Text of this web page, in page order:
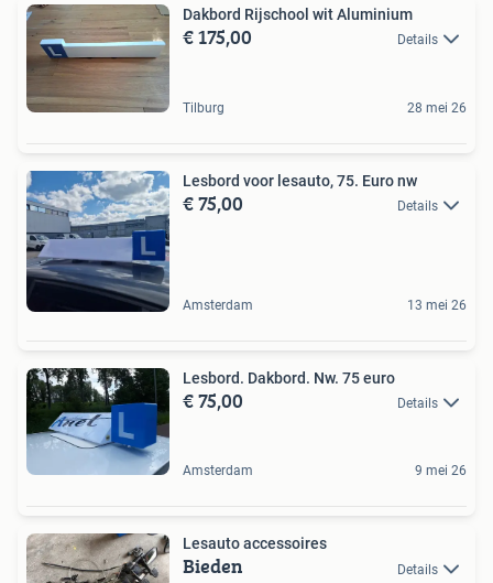
Dakbord Rijschool wit Aluminium
€ 175,00 Details
Tilburg 28 mei 26
Lesbord voor lesauto, 75. Euro nw
€ 75,00 Details
Amsterdam 13 mei 26
Lesbord. Dakbord. Nw. 75 euro
€ 75,00 Details
Amsterdam 9 mei 26
Lesauto accessoires
Bieden Details